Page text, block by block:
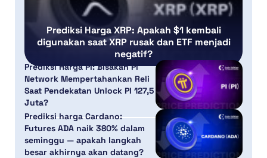
Prediksi Harga XRP: Apakah $1 kembali
digunakan saat XRP rusak dan ETF menjadi
negatif?
Prediksi Harga PI: Bisakah Pi
Network Mempertahankan Reli
Saat Pendekatan Unlock PI 127,5
Juta?
Prediksi harga Cardano:
Futures ADA naik 380% dalam
seminggu — apakah langkah
besar akhirnya akan datang?